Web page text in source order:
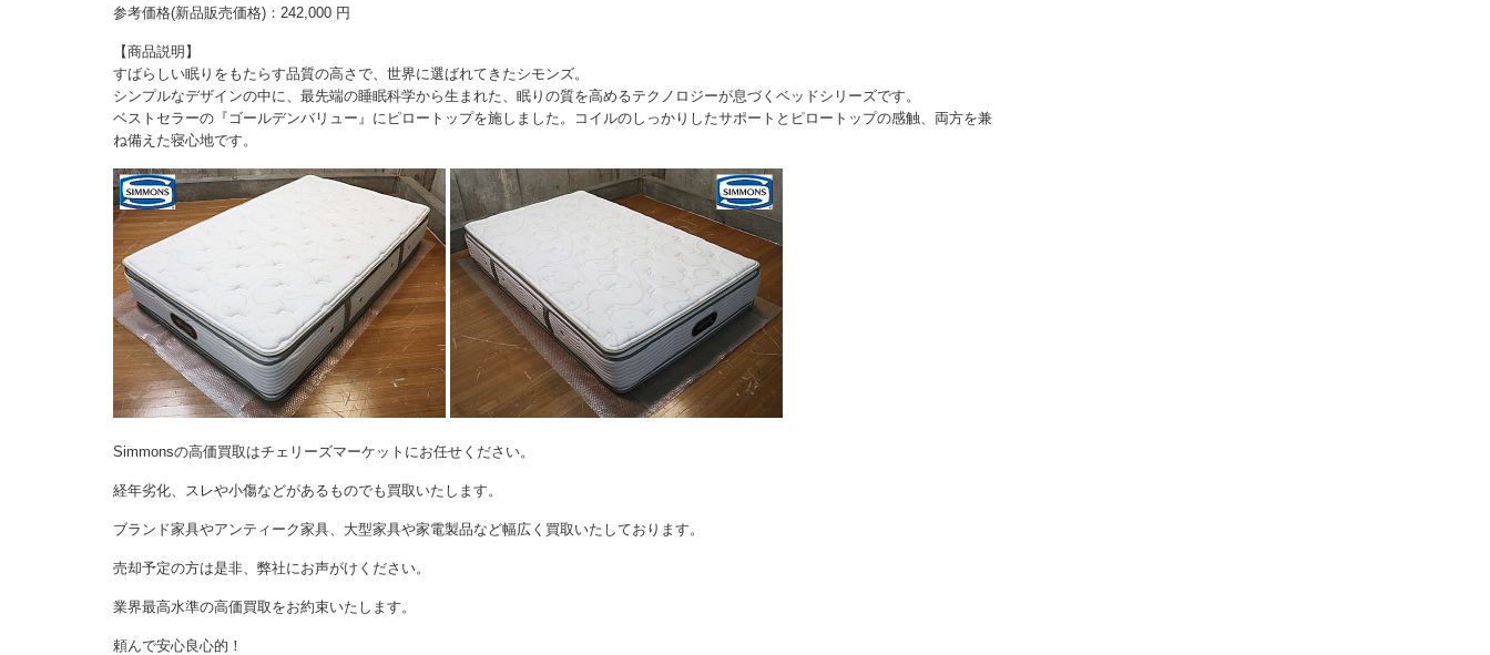
参考価格(新品販売価格)：242,000 円
【商品説明】
すばらしい眠りをもたらす品質の高さで、世界に選ばれてきたシモンズ。
シンプルなデザインの中に、最先端の睡眠科学から生まれた、眠りの質を高めるテクノロジーが息づくベッドシリーズです。
ベストセラーの『ゴールデンバリュー』にピロートップを施しました。コイルのしっかりしたサポートとピロートップの感触、両方を兼
ね備えた寝心地です。
Simmonsの高価買取はチェリーズマーケットにお任せください。
経年劣化、スレや小傷などがあるものでも買取いたします。
ブランド家具やアンティーク家具、大型家具や家電製品など幅広く買取いたしております。
売却予定の方は是非、弊社にお声がけください。
業界最高水準の高価買取をお約束いたします。
頼んで安心良心的！